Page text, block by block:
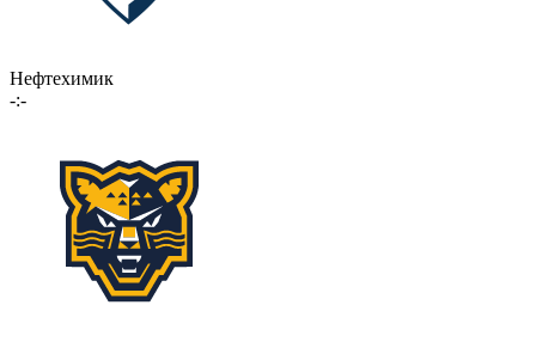
Нефтехимик
-:-